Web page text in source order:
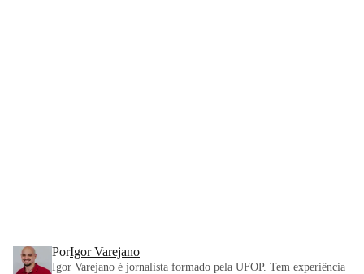
PorIgor Varejano
Igor Varejano é jornalista formado pela UFOP. Tem experiência